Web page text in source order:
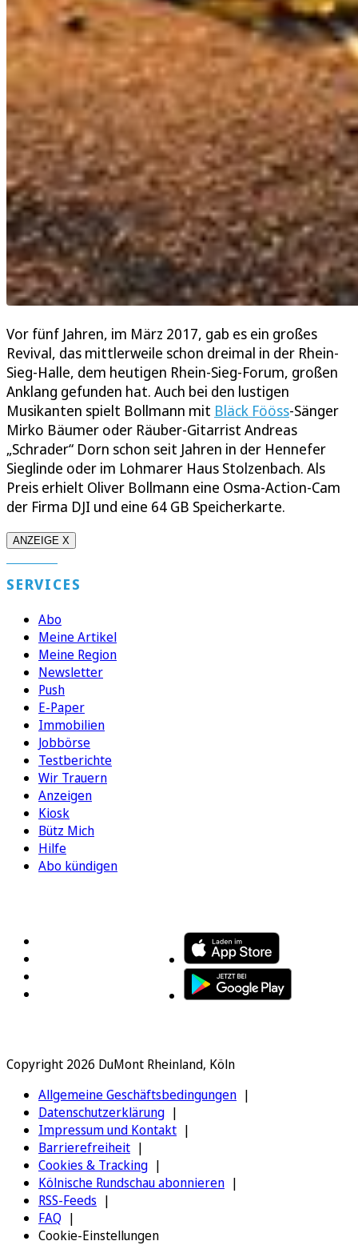
Vor fünf Jahren, im März 2017, gab es ein großes
Revival, das mittlerweile schon dreimal in der Rhein-
Sieg-Halle, dem heutigen Rhein-Sieg-Forum, großen
Anklang gefunden hat. Auch bei den lustigen
Musikanten spielt Bollmann mit Bläck Fööss-Sänger
Mirko Bäumer oder Räuber-Gitarrist Andreas
„Schrader“ Dorn schon seit Jahren in der Hennefer
Sieglinde oder im Lohmarer Haus Stolzenbach. Als
Preis erhielt Oliver Bollmann eine Osma-Action-Cam
der Firma DJI und eine 64 GB Speicherkarte.
ANZEIGE X
SERVICES
Abo
Meine Artikel
Meine Region
Newsletter
Push
E-Paper
Immobilien
Jobbörse
Testberichte
Wir Trauern
Anzeigen
Kiosk
Bütz Mich
Hilfe
Abo kündigen
Copyright 2026 DuMont Rheinland, Köln
Allgemeine Geschäftsbedingungen
Datenschutzerklärung
Impressum und Kontakt
Barrierefreiheit
Cookies & Tracking
Kölnische Rundschau abonnieren
RSS-Feeds
FAQ
Cookie-Einstellungen